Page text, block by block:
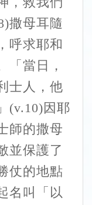
撒母耳隨
呼求耶和
「當日，
士人，他
(v.10)因耶
師的撒母
並保護了
仗的地點
名叫「以